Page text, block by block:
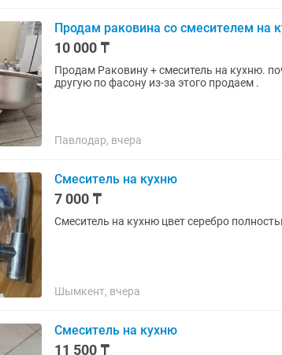
Продам раковина со смесителем на
10 000 ₸
Продам Раковину + смеситель на кухню.
другую по фасону из-за этого продаем .
Павлодар, вчера
Смеситель на кухню
7 000 ₸
Смеситель на кухню цвет серебро
Шымкент, вчера
Смеситель на кухню
11 500 ₸